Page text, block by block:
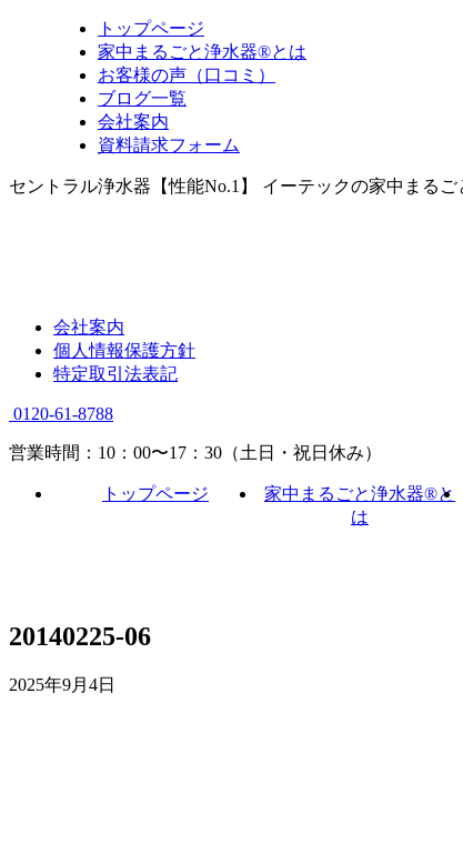
トップページ
家中まるごと浄水器®とは
お客様の声（口コミ）
ブログ一覧
会社案内
資料請求フォーム
セントラル浄水器【性能No.1】 イーテックの家中まる
会社案内
個人情報保護方針
特定取引法表記
0120-61-8788
営業時間：10：00〜17：30（土日・祝日休み）
トップページ
家中まるごと浄水器®と
は
20140225-06
2025年9月4日